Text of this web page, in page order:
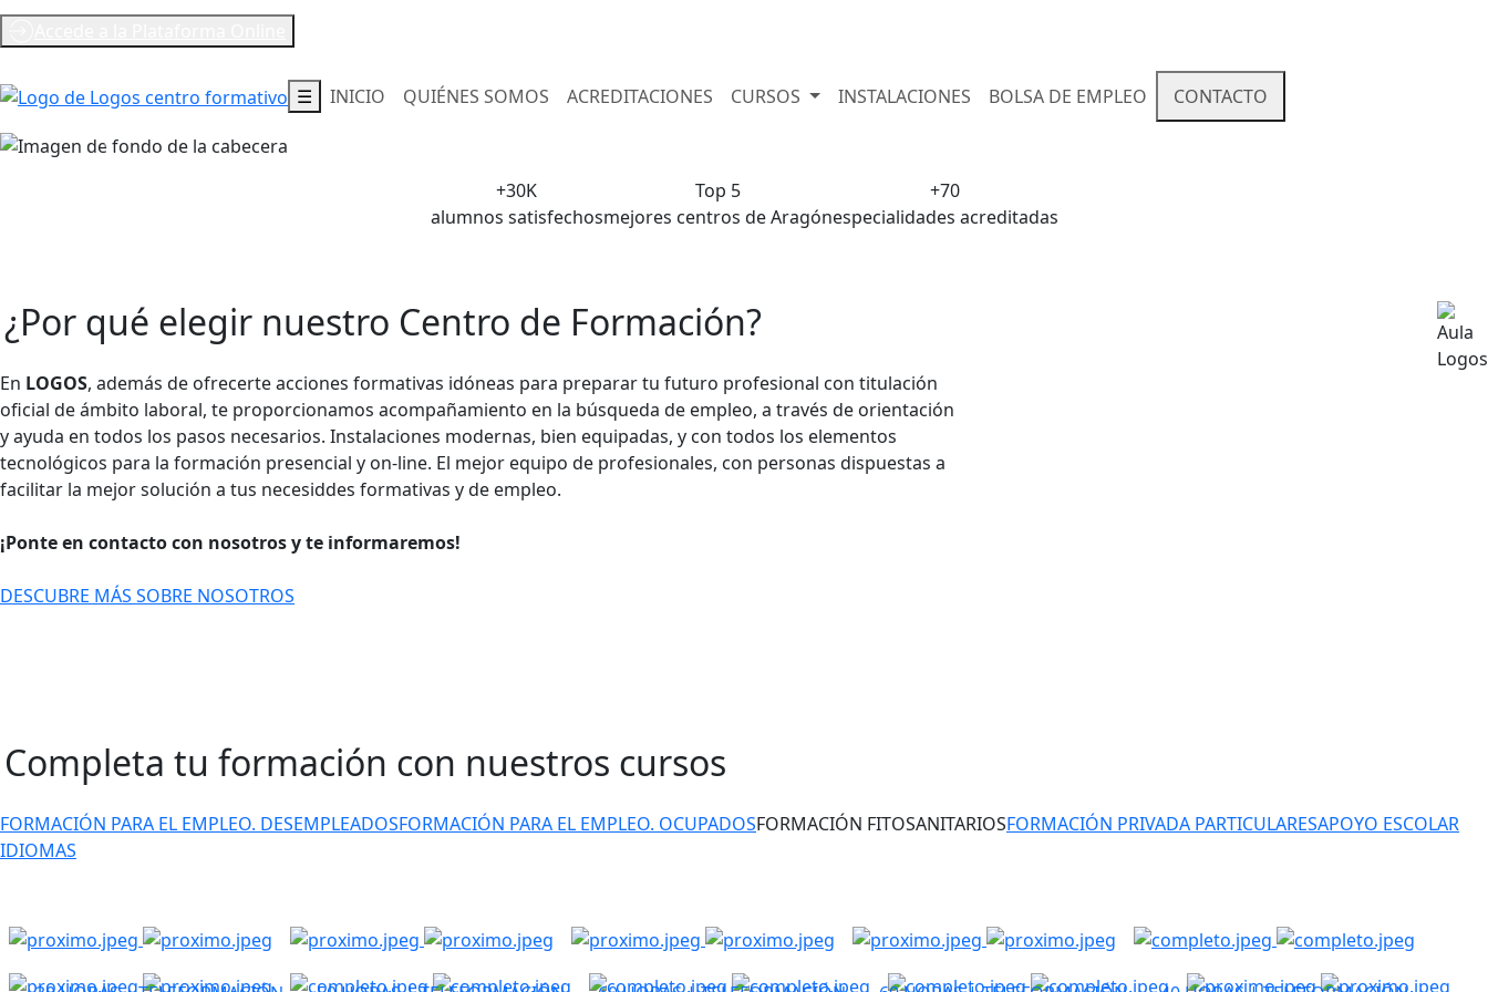
☰ INICIO QUIÉNES SOMOS ACREDITACIONES CURSOS INSTALACIONES BOLSA DE EMPLEO CONTACTO
empleo
Cursos para trabajadores desempleados
+30K
alumnos satisfechos
Top 5
mejores centros de Aragón
+70
especialidades acreditadas
¿Por qué elegir nuestro Centro de Formación?
En LOGOS, además de ofrecerte acciones formativas idóneas para preparar tu futuro profesional con titulación
oficial de ámbito laboral, te proporcionamos acompañamiento en la búsqueda de empleo, a través de orientación
y ayuda en todos los pasos necesarios. Instalaciones modernas, bien equipadas, y con todos los elementos
tecnológicos para la formación presencial y on-line. El mejor equipo de profesionales, con personas dispuestas a
facilitar la mejor solución a tus necesiddes formativas y de empleo.
¡Ponte en contacto con nosotros y te informaremos!
DESCUBRE MÁS SOBRE NOSOTROS
Completa tu formación con nuestros cursos
FORMACIÓN PARA EL EMPLEO. DESEMPLEADOSFORMACIÓN PARA EL EMPLEO. OCUPADOSFORMACIÓN FITOSANITARIOSFORMACIÓN PRIVADA PARTICULARESAPOYO ESCOLAR
IDIOMAS